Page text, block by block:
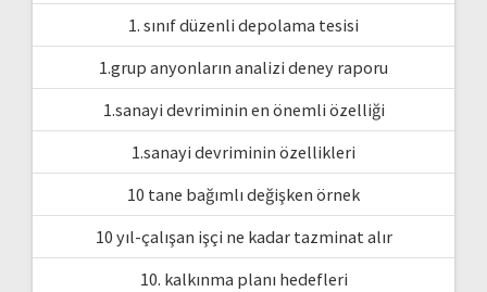
1. sınıf düzenli depolama tesisi
1.grup anyonların analizi deney raporu
1.sanayi devriminin en önemli özelliği
1.sanayi devriminin özellikleri
10 tane bağımlı değişken örnek
10 yıl-çalışan işçi ne kadar tazminat alır
10. kalkınma planı hedefleri